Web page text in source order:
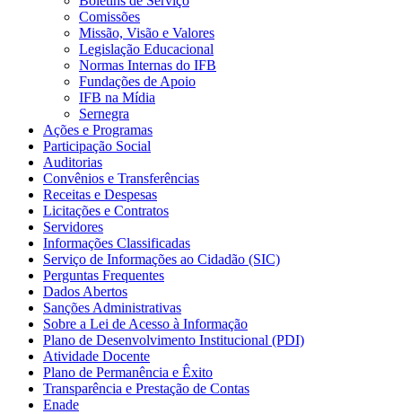
Comissões
Missão, Visão e Valores
Legislação Educacional
Normas Internas do IFB
Fundações de Apoio
IFB na Mídia
Sernegra
Ações e Programas
Participação Social
Auditorias
Convênios e Transferências
Receitas e Despesas
Licitações e Contratos
Servidores
Informações Classificadas
Serviço de Informações ao Cidadão (SIC)
Perguntas Frequentes
Dados Abertos
Sanções Administrativas
Sobre a Lei de Acesso à Informação
Plano de Desenvolvimento Institucional (PDI)
Atividade Docente
Plano de Permanência e Êxito
Transparência e Prestação de Contas
Enade